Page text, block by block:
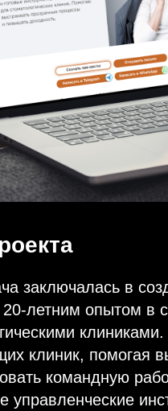
заключалась в
летним опытом в
клиник, помогая
командную
управленческие